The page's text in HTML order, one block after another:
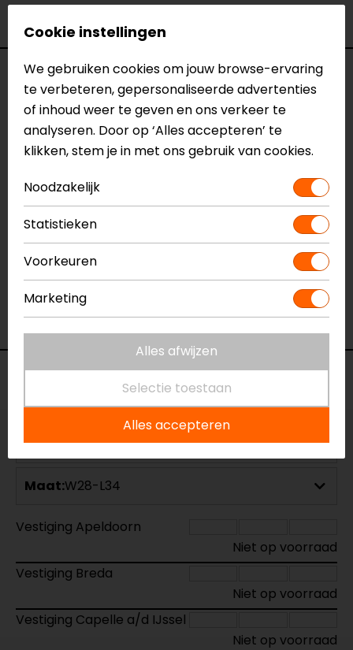
Specificaties
Naam
Kai SK Motorjeans
Model
148180
Merk
REV'IT!
Kleur
Certificeringsklasse
Materiaal
denim
Rijstijl
Seizoen
Zomer
Ventilatie
Luchtdoorlatend textiel
Pasvorm
Skinny fit
Kleur:Blauw
Maat:W28-L34
Vestiging Apeldoorn
Niet op voorraad
Vestiging Breda
Niet op voorraad
Vestiging Capelle a/d IJssel
Niet op voorraad
Cookie instellingen
We gebruiken cookies om jouw browse-ervaring
te verbeteren, gepersonaliseerde advertenties
of inhoud weer te geven en ons verkeer te
analyseren. Door op ‘Alles accepteren’ te
klikken, stem je in met ons gebruik van cookies.
Noodzakelijk
Statistieken
Voorkeuren
Marketing
Alles afwijzen
Selectie toestaan
Alles accepteren